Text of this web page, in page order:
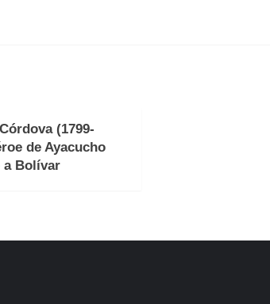
(1799-
de Ayacucho
a Bolívar